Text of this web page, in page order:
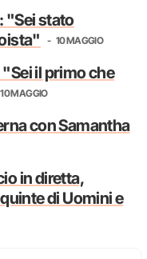
"Sei stato
10 MAGGIO
il primo che
10 MAGGIO
con Samantha
in diretta,
di Uomini e